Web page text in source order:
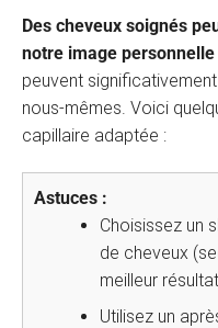
Des cheveux soignés
notre image personnelle
peuvent
nous-mêmes. Voici
capillaire adaptée :
Astuces :
Choisissez un
de cheveux
meilleur résultat.
Utilisez un